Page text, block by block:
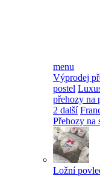
menu
Výprodej
postel
přehozy na
2 další
Přehozy na
Ložní